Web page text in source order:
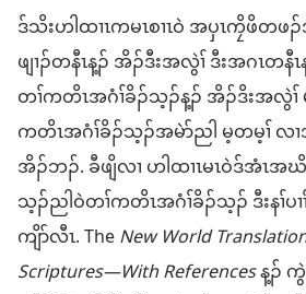
ဒ်သိး​ဟါထၢၤ​က​မၤစၢၤဝဲ အ​ပှၤ​ကၠိဖိ​တဖ
ဖျၢၣ်​တနီၤ​န့ၣ် အိၣ်ဒီး​အလွဲၢ် ဒီး​အဂၤ​
တၢ်ကတိၤ​အဂံၢ်​ခိၣ်သ့ၣ်​န့ၣ် အိၣ်​ဒိး​အလွဲၢ် မ့
ကတိၤ​အဂံၢ်​ခိၣ်သ့ၣ်​အမဲာ်​ညါ မ့တမ့ၢ် လ
အိၣ်​ဘၣ်. ခီဖျိ​လၢ ဟါထၢၤ​မၤဝဲ​ဒ်အံၤ​
သ့ၣ်ညါ​ဝဲ​တၢ်ကတိၤ​အဂံၢ်​ခိၣ်သ့ၣ် ဒီး​နၢ်ပ
ကျိာ်​လီၤ. TheNew World
Scriptures—With Referencesန့ၣ်